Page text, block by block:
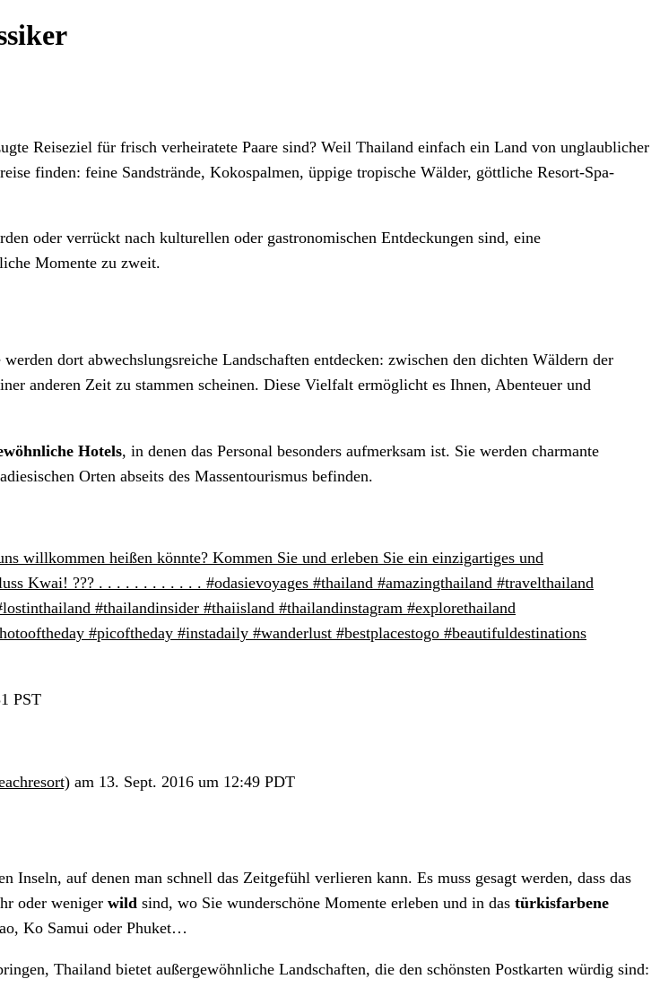
Reiseziel für frisch verheiratete Paare sind? Weil Thailand einfach ein Land von unglaublicher
finden: feine Sandstrände, Kokospalmen, üppige tropische Wälder, göttliche Resort-Spa-
oder verrückt nach kulturellen oder gastronomischen Entdeckungen sind, eine
Momente zu zweit.
dort abwechslungsreiche Landschaften entdecken: zwischen den dichten Wäldern der
anderen Zeit zu stammen scheinen. Diese Vielfalt ermöglicht es Ihnen, Abenteuer und
Hotels, in denen das Personal besonders aufmerksam ist. Sie werden charmante
Orten abseits des Massentourismus befinden.
willkommen heißen könnte? Kommen Sie und erleben Sie ein einzigartiges und
Kwai! ??? . . . . . . . . . . . . #odasievoyages #thailand #amazingthailand #travelthailand
#thailandinsider #thaiisland #thailandinstagram #explorethailand
#picoftheday #instadaily #wanderlust #bestplacestogo #beautifuldestinations
PST
am 13. Sept. 2016 um 12:49 PDT
Inseln, auf denen man schnell das Zeitgefühl verlieren kann. Es muss gesagt werden, dass das
oder weniger wild sind, wo Sie wunderschöne Momente erleben und in das türkisfarbene
Ko Samui oder Phuket…
Thailand bietet außergewöhnliche Landschaften, die den schönsten Postkarten würdig sind: